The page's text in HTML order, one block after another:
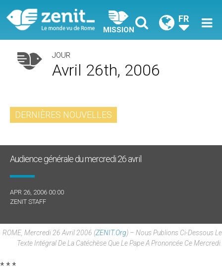
MISSION
FR
JOUR
Avril 26th, 2006
DERNIÈRES NOUVELLES
Audience générale du mercredi 26 avril
APR 26, 2006 00:00
ZENIT STAFF
ROME, Mercredi 26 Avril 2006 (ZENIT.org) – Nous Publions Ci-Dessous Le
Texte Intégral De La Catéchèse Que Le Pape A Prononcée Ce Mercredi.
* * *